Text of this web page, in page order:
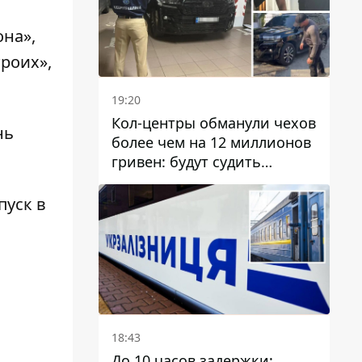
в
19:20
Кол-центры обманули чехов
более чем на 12 миллионов
гривен: будут судить
днепрянина,
организовавшего
транснациональную
преступную организацию
18:43